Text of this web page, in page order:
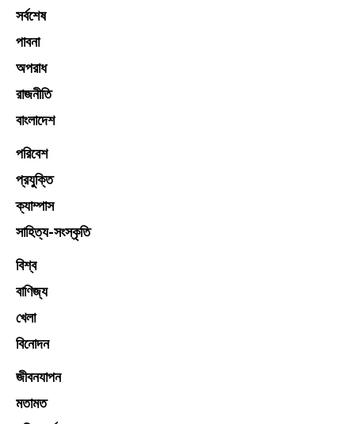
সর্বশেষ
পাবনা
অপরাধ
রাজনীতি
বাংলাদেশ
পরিবেশ
প্রযুক্তি
ক্যাম্পাস
সাহিত্য-সংস্কৃতি
বিশ্ব
বাণিজ্য
খেলা
বিনোদন
জীবনযাপন
মতামত